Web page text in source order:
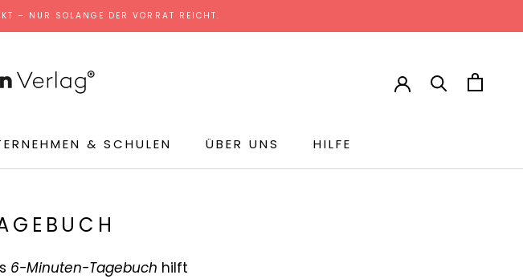
– NUR SOLANGE DER VORRAT REICHT.
& SCHULEN ÜBER UNS HILFE
6-Minuten-Tagebuch hilft